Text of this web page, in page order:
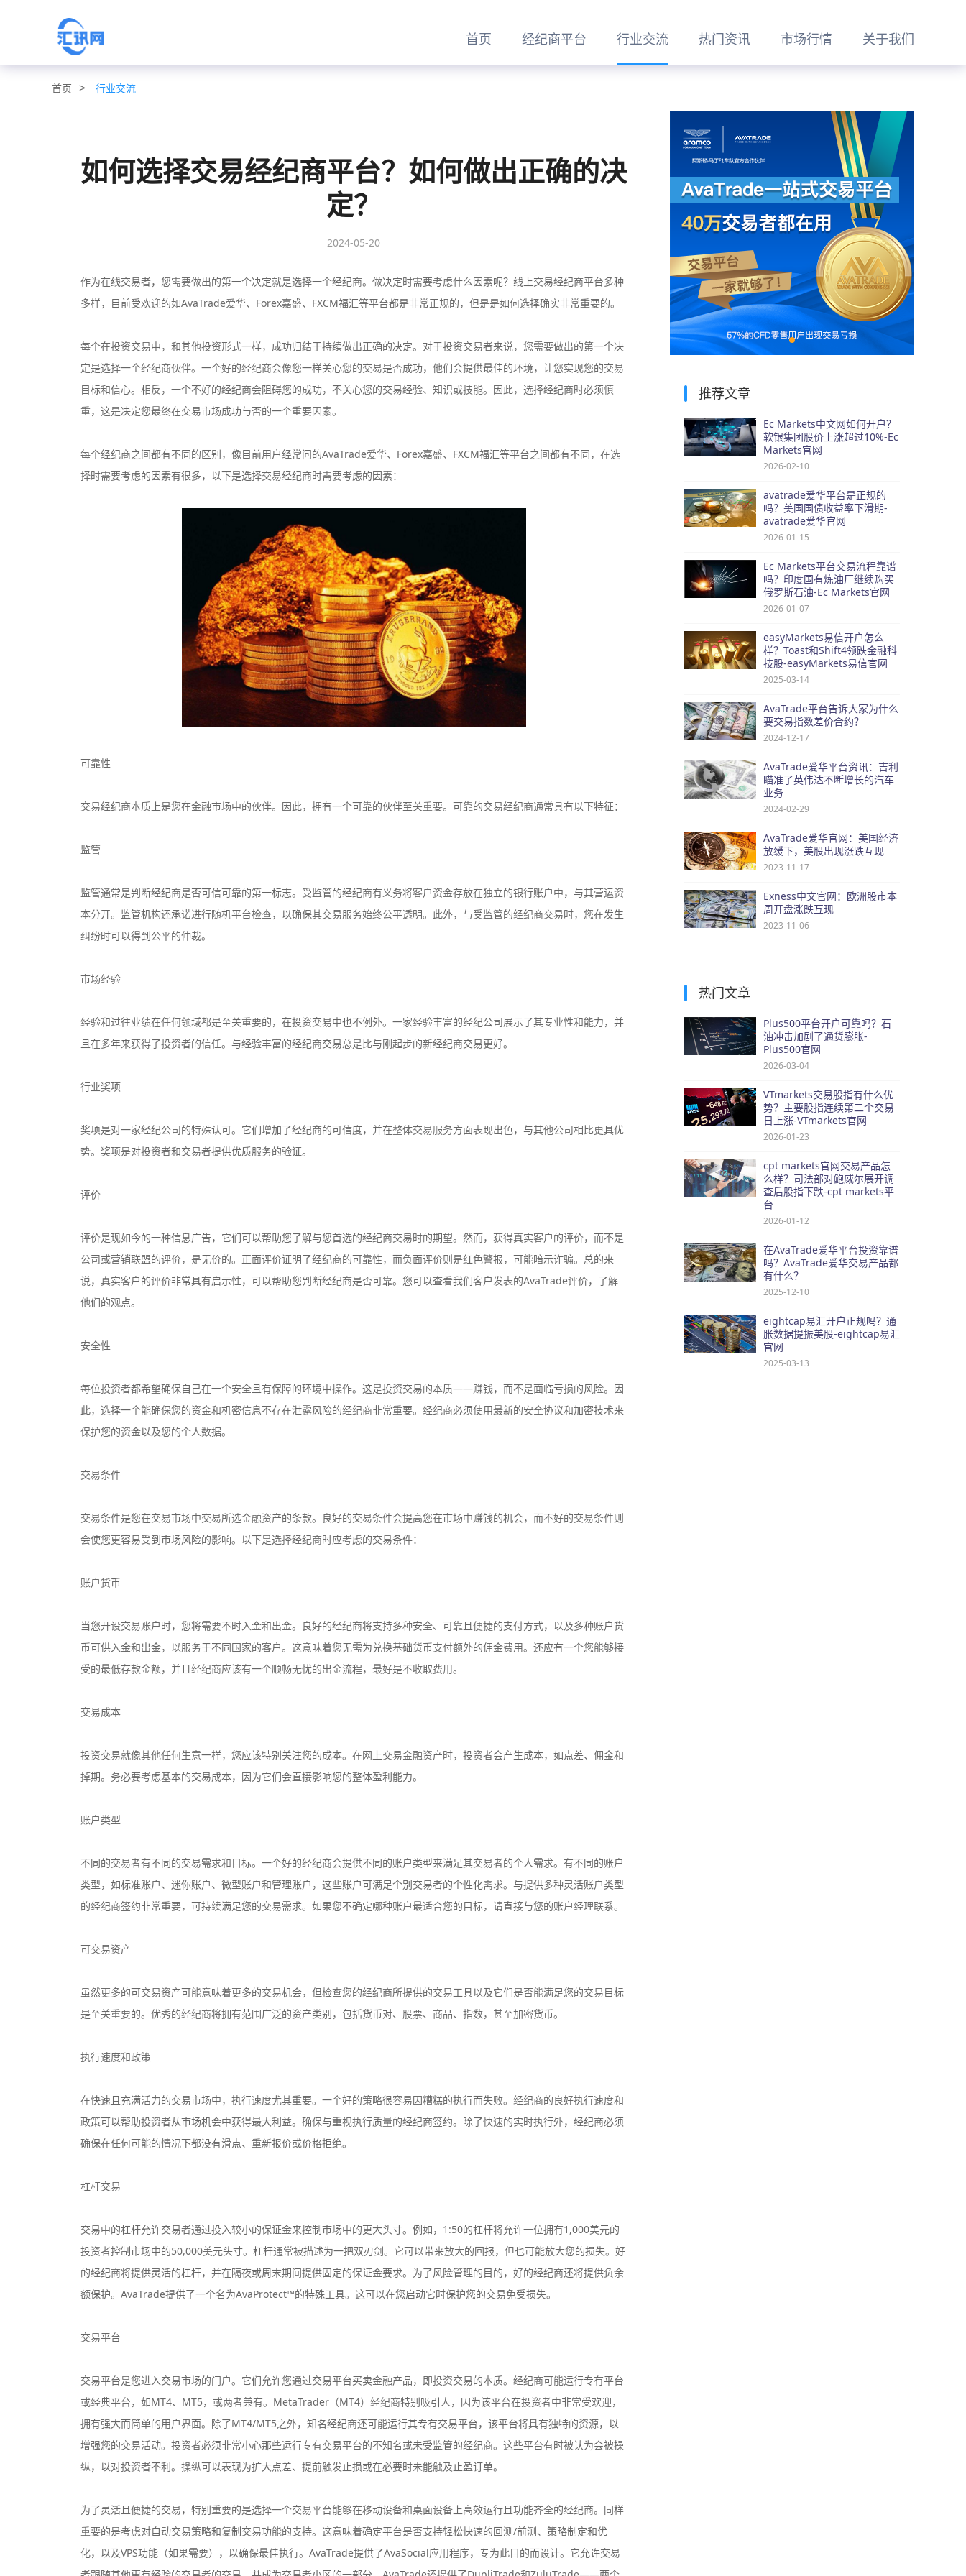
首页 经纪商平台 行业交流 热门资讯 市场行情 关于我们
首页 > 行业交流
如何选择交易经纪商平台？如何做出正确的决
定？
2024-05-20
作为在线交易者，您需要做出的第一个决定就是选择一个经纪商。做决定时需要考虑什么因素呢？线上交易经纪商平台多种
多样，目前受欢迎的如AvaTrade爱华、Forex嘉盛、FXCM福汇等平台都是非常正规的，但是是如何选择确实非常重要的。
每个在投资交易中，和其他投资形式一样，成功归结于持续做出正确的决定。对于投资交易者来说，您需要做出的第一个决
定是选择一个经纪商伙伴。一个好的经纪商会像您一样关心您的交易是否成功，他们会提供最佳的环境，让您实现您的交易
目标和信心。相反，一个不好的经纪商会阻碍您的成功，不关心您的交易经验、知识或技能。因此，选择经纪商时必须慎
重，这是决定您最终在交易市场成功与否的一个重要因素。
每个经纪商之间都有不同的区别，像目前用户经常问的AvaTrade爱华、Forex嘉盛、FXCM福汇等平台之间都有不同，在选
择时需要考虑的因素有很多，以下是选择交易经纪商时需要考虑的因素：
可靠性
交易经纪商本质上是您在金融市场中的伙伴。因此，拥有一个可靠的伙伴至关重要。可靠的交易经纪商通常具有以下特征：
监管
监管通常是判断经纪商是否可信可靠的第一标志。受监管的经纪商有义务将客户资金存放在独立的银行账户中，与其营运资
本分开。监管机构还承诺进行随机平台检查，以确保其交易服务始终公平透明。此外，与受监管的经纪商交易时，您在发生
纠纷时可以得到公平的仲裁。
市场经验
经验和过往业绩在任何领域都是至关重要的，在投资交易中也不例外。一家经验丰富的经纪公司展示了其专业性和能力，并
且在多年来获得了投资者的信任。与经验丰富的经纪商交易总是比与刚起步的新经纪商交易更好。
行业奖项
奖项是对一家经纪公司的特殊认可。它们增加了经纪商的可信度，并在整体交易服务方面表现出色，与其他公司相比更具优
势。奖项是对投资者和交易者提供优质服务的验证。
评价
评价是现如今的一种信息广告，它们可以帮助您了解与您首选的经纪商交易时的期望。然而，获得真实客户的评价，而不是
公司或营销联盟的评价，是无价的。正面评价证明了经纪商的可靠性，而负面评价则是红色警报，可能暗示诈骗。总的来
说，真实客户的评价非常具有启示性，可以帮助您判断经纪商是否可靠。您可以查看我们客户发表的AvaTrade评价，了解
他们的观点。
安全性
每位投资者都希望确保自己在一个安全且有保障的环境中操作。这是投资交易的本质——赚钱，而不是面临亏损的风险。因
此，选择一个能确保您的资金和机密信息不存在泄露风险的经纪商非常重要。经纪商必须使用最新的安全协议和加密技术来
保护您的资金以及您的个人数据。
交易条件
交易条件是您在交易市场中交易所选金融资产的条款。良好的交易条件会提高您在市场中赚钱的机会，而不好的交易条件则
会使您更容易受到市场风险的影响。以下是选择经纪商时应考虑的交易条件：
账户货币
当您开设交易账户时，您将需要不时入金和出金。良好的经纪商将支持多种安全、可靠且便捷的支付方式，以及多种账户货
币可供入金和出金，以服务于不同国家的客户。这意味着您无需为兑换基础货币支付额外的佣金费用。还应有一个您能够接
受的最低存款金额，并且经纪商应该有一个顺畅无忧的出金流程，最好是不收取费用。
交易成本
投资交易就像其他任何生意一样，您应该特别关注您的成本。在网上交易金融资产时，投资者会产生成本，如点差、佣金和
掉期。务必要考虑基本的交易成本，因为它们会直接影响您的整体盈利能力。
账户类型
不同的交易者有不同的交易需求和目标。一个好的经纪商会提供不同的账户类型来满足其交易者的个人需求。有不同的账户
类型，如标准账户、迷你账户、微型账户和管理账户，这些账户可满足个别交易者的个性化需求。与提供多种灵活账户类型
的经纪商签约非常重要，可持续满足您的交易需求。如果您不确定哪种账户最适合您的目标，请直接与您的账户经理联系。
可交易资产
虽然更多的可交易资产可能意味着更多的交易机会，但检查您的经纪商所提供的交易工具以及它们是否能满足您的交易目标
是至关重要的。优秀的经纪商将拥有范围广泛的资产类别，包括货币对、股票、商品、指数，甚至加密货币。
执行速度和政策
在快速且充满活力的交易市场中，执行速度尤其重要。一个好的策略很容易因糟糕的执行而失败。经纪商的良好执行速度和
政策可以帮助投资者从市场机会中获得最大利益。确保与重视执行质量的经纪商签约。除了快速的实时执行外，经纪商必须
确保在任何可能的情况下都没有滑点、重新报价或价格拒绝。
杠杆交易
交易中的杠杆允许交易者通过投入较小的保证金来控制市场中的更大头寸。例如，1:50的杠杆将允许一位拥有1,000美元的
投资者控制市场中的50,000美元头寸。杠杆通常被描述为一把双刃剑。它可以带来放大的回报，但也可能放大您的损失。好
的经纪商将提供灵活的杠杆，并在隔夜或周末期间提供固定的保证金要求。为了风险管理的目的，好的经纪商还将提供负余
额保护。AvaTrade提供了一个名为AvaProtect™的特殊工具。这可以在您启动它时保护您的交易免受损失。
交易平台
交易平台是您进入交易市场的门户。它们允许您通过交易平台买卖金融产品，即投资交易的本质。经纪商可能运行专有平台
或经典平台，如MT4、MT5，或两者兼有。MetaTrader（MT4）经纪商特别吸引人，因为该平台在投资者中非常受欢迎，
拥有强大而简单的用户界面。除了MT4/MT5之外，知名经纪商还可能运行其专有交易平台，该平台将具有独特的资源，以
增强您的交易活动。投资者必须非常小心那些运行专有交易平台的不知名或未受监管的经纪商。这些平台有时被认为会被操
纵，以对投资者不利。操纵可以表现为扩大点差、提前触发止损或在必要时未能触及止盈订单。
为了灵活且便捷的交易，特别重要的是选择一个交易平台能够在移动设备和桌面设备上高效运行且功能齐全的经纪商。同样
重要的是考虑对自动交易策略和复制交易功能的支持。这意味着确定平台是否支持轻松快速的回测/前测、策略制定和优
化，以及VPS功能（如果需要），以确保最佳执行。AvaTrade提供了AvaSocial应用程序，专为此目的而设计。它允许交易
推荐文章
Ec Markets中文网如何开户？
软银集团股价上涨超过10%-Ec
Markets官网
2026-02-10
avatrade爱华平台是正规的
吗？美国国债收益率下滑期-
avatrade爱华官网
2026-01-15
Ec Markets平台交易流程靠谱
吗？印度国有炼油厂继续购买
俄罗斯石油-Ec Markets官网
2026-01-07
easyMarkets易信开户怎么
样？Toast和Shift4领跌金融科
技股-easyMarkets易信官网
2025-03-14
AvaTrade平台告诉大家为什么
要交易指数差价合约？
2024-12-17
AvaTrade爱华平台资讯：吉利
瞄准了英伟达不断增长的汽车
业务
2024-02-29
AvaTrade爱华官网：美国经济
放缓下，美股出现涨跌互现
2023-11-17
Exness中文官网：欧洲股市本
周开盘涨跌互现
2023-11-06
热门文章
Plus500平台开户可靠吗？石
油冲击加剧了通货膨胀-
Plus500官网
2026-03-04
VTmarkets交易股指有什么优
势？主要股指连续第二个交易
日上涨-VTmarkets官网
2026-01-23
cpt markets官网交易产品怎
么样？司法部对鲍威尔展开调
查后股指下跌-cpt markets平
台
2026-01-12
在AvaTrade爱华平台投资靠谱
吗？AvaTrade爱华交易产品都
有什么？
2025-12-10
eightcap易汇开户正规吗？通
胀数据提振美股-eightcap易汇
官网
2025-03-13